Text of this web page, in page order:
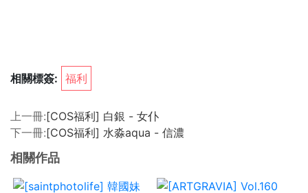
相關標簽: 福利
上一冊:[COS福利] 白銀 - 女仆
下一冊:[COS福利] 水淼aqua - 信濃
相關作品